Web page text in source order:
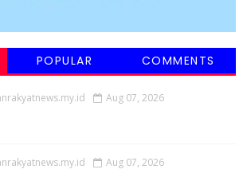
POPULAR COMMENTS
Aug 07, 2026
Aug 07, 2026